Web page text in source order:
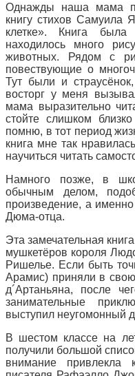
Однажды наша мама
книгу стихов Самуила
клетке». Книга
находилось много
животных. Рядом с
повествующие о
Тут были и
восторг у меня
мама выразительно
стойте слишком
помню, в тот период
книга мне так
научиться читать
Намного позже, в
обычным делом,
произведение, а
Дюма-отца.
Эта замечательная
мушкетёров короля
Ришелье. Если быть
Арамис) приняли в
д´Артаньяна, после
занимательные
выступил неугомонный
В шестом классе на
получили большой
внимание привлекла